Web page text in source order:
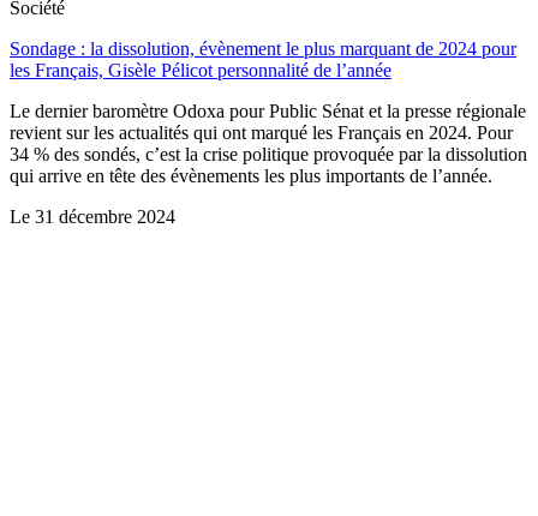
Société
Sondage : la dissolution, évènement le plus marquant de 2024 pour
les Français, Gisèle Pélicot personnalité de l’année
Le dernier baromètre Odoxa pour Public Sénat et la presse régionale
revient sur les actualités qui ont marqué les Français en 2024. Pour
34 % des sondés, c’est la crise politique provoquée par la dissolution
qui arrive en tête des évènements les plus importants de l’année.
Le 31 décembre 2024